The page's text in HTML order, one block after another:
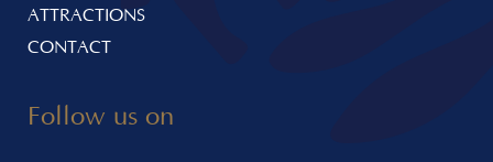
ATTRACTIONS
CONTACT
Follow us on